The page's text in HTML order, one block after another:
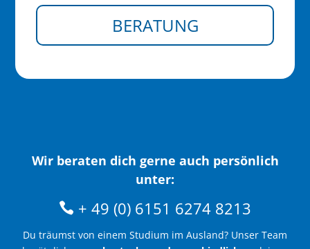
BERATUNG
Wir beraten dich gerne auch persönlich
unter:
+ 49 (0) 6151 6274 8213
Du träumst von einem Studium im Ausland? Unser Team